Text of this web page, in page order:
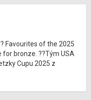
Favourites of the 2025
for bronze. ??Tým USA
Cupu 2025 z